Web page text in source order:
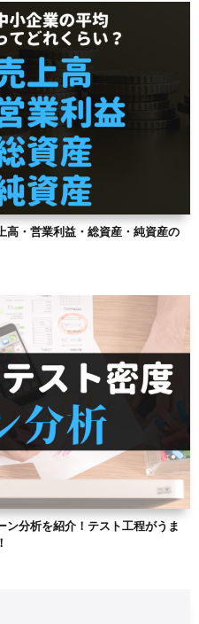
高・営業利益・総資産・純資産の
分析を紹介！テスト工程がうま